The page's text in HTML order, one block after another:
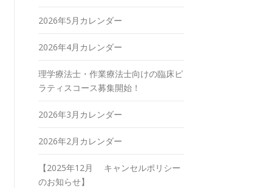
2026年5月カレンダー
2026年4月カレンダー
理学療法士・作業療法士向けの臨床ピ
ラティスコース募集開始！
2026年3月カレンダー
2026年2月カレンダー
【2025年12月 キャンセルポリシー
のお知らせ】